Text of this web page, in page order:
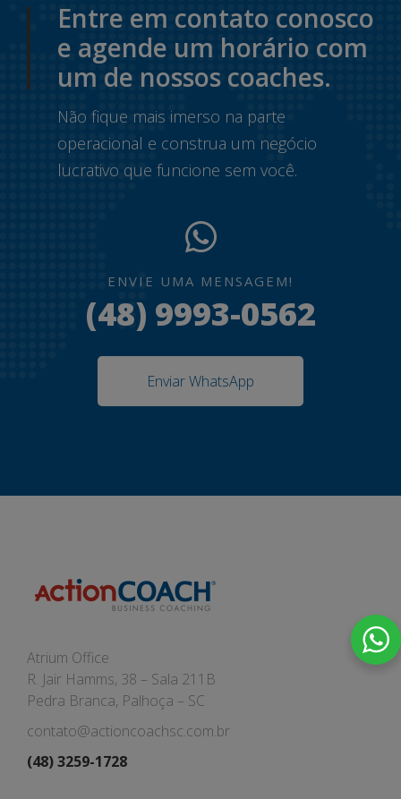
Entre em contato conosco
e agende um horário com
um de nossos coaches.
Não fique mais imerso na parte
operacional e construa um negócio
lucrativo que funcione sem você.
ENVIE UMA MENSAGEM!
(48) 9993-0562
Enviar WhatsApp
Atrium Office
R. Jair Hamms, 38 – Sala 211B
Pedra Branca, Palhoça – SC
contato@actioncoachsc.com.br
(48) 3259-1728